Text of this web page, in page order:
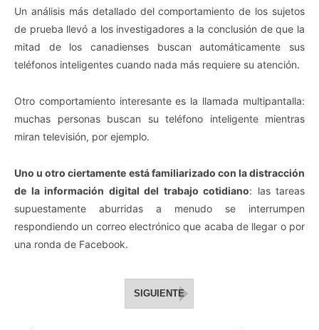
Un análisis más detallado del comportamiento de los sujetos
de prueba llevó a los investigadores a la conclusión de que la
mitad de los canadienses buscan automáticamente sus
teléfonos inteligentes cuando nada más requiere su atención.
Otro comportamiento interesante es la llamada multipantalla:
muchas personas buscan su teléfono inteligente mientras
miran televisión, por ejemplo.
Uno u otro ciertamente está familiarizado con la distracción
de la información digital del trabajo cotidiano: las tareas
supuestamente aburridas a menudo se interrumpen
respondiendo un correo electrónico que acaba de llegar o por
una ronda de Facebook.
SIGUIENTE